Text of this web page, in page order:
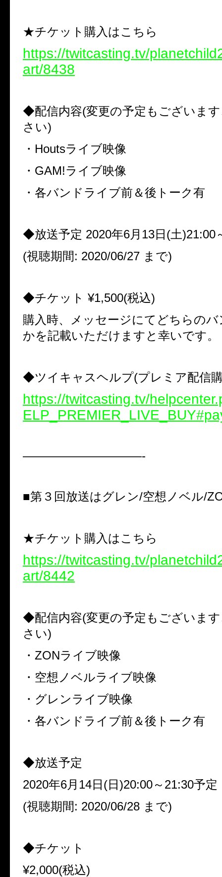
★チケット購入はこちら
https://twitcasting.tv/
art/8438
◆配信内容(変更の予定もございま
さい)
・Houtsライブ映像
・GAM!ライブ映像
・各バンドライブ前＆後トーク有
◆放送予定 2020年6月13日(土)21:00
(視聴期間: 2020/06/27 まで)
◆チケット ¥1,500(税込)
購入時、メッセージにてどちらの
かを記載いただけますと幸いです。
◆ツイキャスヘルプ(プレミア配信
https://twitcasting.tv/
——————————-
■第３回放送はグレン/空想ノベル/
★チケット購入はこちら
https://twitcasting.tv/
art/8442
◆配信内容(変更の予定もございま
さい)
・ZONライブ映像
・空想ノベルライブ映像
・グレンライブ映像
・各バンドライブ前＆後トーク有
◆放送予定
2020年6月14日(日)20:00～21:30予定
(視聴期間: 2020/06/28 まで)
◆チケット
¥2,000(税込)